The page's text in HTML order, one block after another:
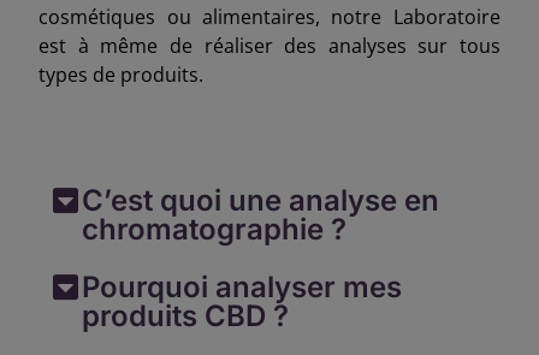
cosmétiques ou alimentaires, notre Laboratoire
est à même de réaliser des analyses sur tous
types de produits.
C’est quoi une analyse en
chromatographie ?
Pourquoi analyser mes
produits CBD ?